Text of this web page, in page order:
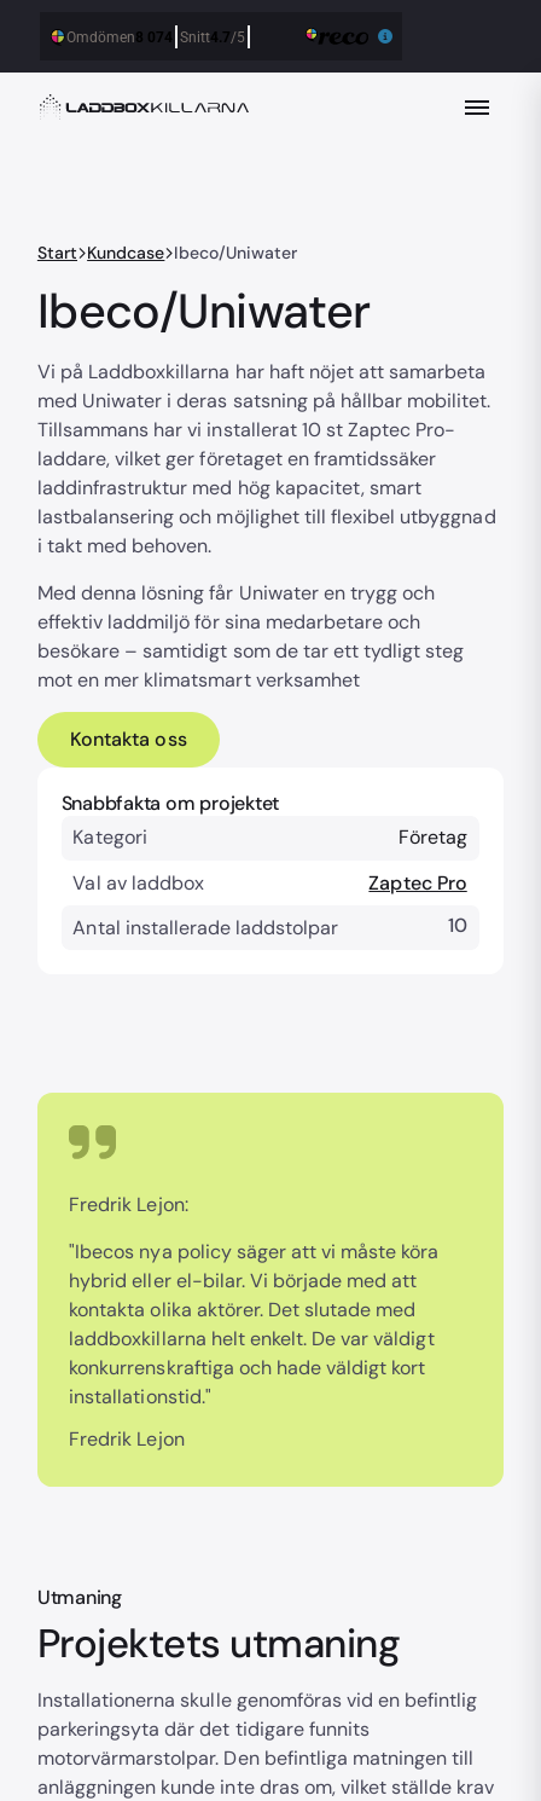
Start Kundcase Ibeco/Uniwater
Ibeco/Uniwater
Vi på Laddboxkillarna har haft nöjet att samarbeta
med Uniwater i deras satsning på hållbar mobilitet.
Tillsammans har vi installerat 10 st Zaptec Pro-
laddare, vilket ger företaget en framtidssäker
laddinfrastruktur med hög kapacitet, smart
lastbalansering och möjlighet till flexibel utbyggnad
i takt med behoven.
Med denna lösning får Uniwater en trygg och
effektiv laddmiljö för sina medarbetare och
besökare – samtidigt som de tar ett tydligt steg
mot en mer klimatsmart verksamhet
Kontakta oss
Snabbfakta om projektet
Kategori
Företag
Val av laddbox
Zaptec Pro
Antal installerade laddstolpar
10
Fredrik Lejon:
"Ibecos nya policy säger att vi måste köra
hybrid eller el-bilar. Vi började med att
kontakta olika aktörer. Det slutade med
laddboxkillarna helt enkelt. De var väldigt
konkurrenskraftiga och hade väldigt kort
installationstid."
Fredrik Lejon
Utmaning
Projektets utmaning
Installationerna skulle genomföras vid en befintlig
parkeringsyta där det tidigare funnits
motorvärmarstolpar. Den befintliga matningen till
anläggningen kunde inte dras om, vilket ställde krav